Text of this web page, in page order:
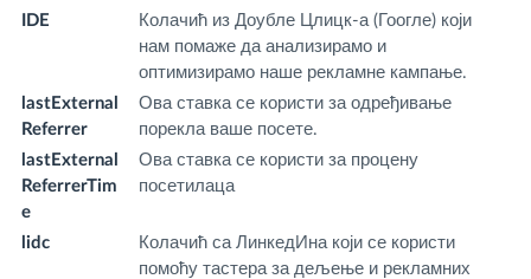
IDE
Колачић из Доубле Цлицк-а (Гоогле) који
нам помаже да анализирамо и
оптимизирамо наше рекламне кампање.
lastExternal
Referrer
Ова ставка се користи за одређивање
порекла ваше посете.
lastExternal
ReferrerTim
e
Ова ставка се користи за процену
посетилаца
lidc
Колачић са ЛинкедИна који се користи
помоћу тастера за дељење и рекламних